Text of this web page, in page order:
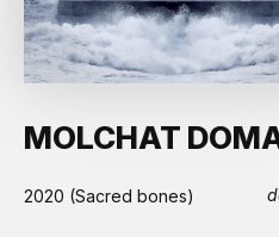
MOLCHAT
2020 (Sacred bones)